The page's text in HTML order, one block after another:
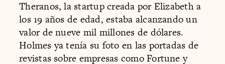
Theranos, la startup creada por Elizabeth a
los 19 años de edad, estaba alcanzando un
valor de nueve mil millones de dólares.
Holmes ya tenía su foto en las portadas de
revistas sobre empresas como Fortune y